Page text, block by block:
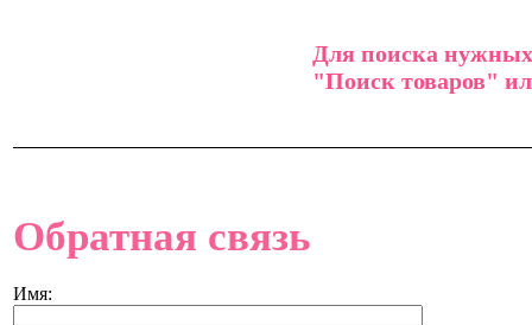
Для поиска нужных
"Поиск товаров"
Обратная связь
Имя: